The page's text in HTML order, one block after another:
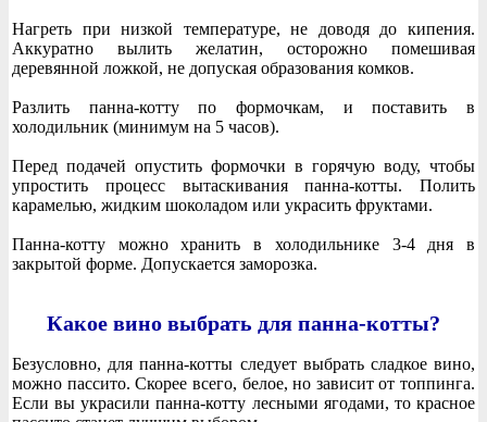
Нагреть при низкой температуре, не доводя до кипения.
Аккуратно вылить желатин, осторожно помешивая
деревянной ложкой, не допуская образования комков.
Разлить панна-котту по формочкам, и поставить в
холодильник (минимум на 5 часов).
Перед подачей опустить формочки в горячую воду, чтобы
упростить процесс вытаскивания панна-котты. Полить
карамелью, жидким шоколадом или украсить фруктами.
Панна-котту можно хранить в холодильнике 3-4 дня в
закрытой форме. Допускается заморозка.
Какое вино выбрать для панна-котты?
Безусловно, для панна-котты следует выбрать сладкое вино,
можно пассито. Скорее всего, белое, но зависит от топпинга.
Если вы украсили панна-котту лесными ягодами, то красное